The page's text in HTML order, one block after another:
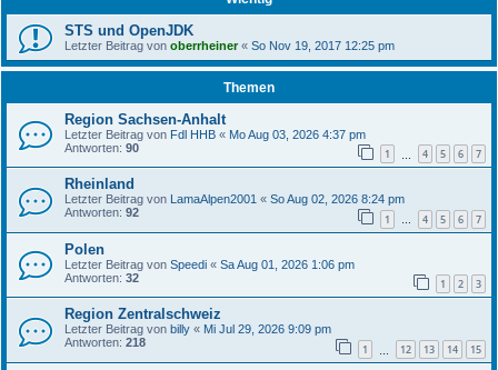
STS und OpenJDK
Letzter Beitrag von oberrheiner« So Nov 19, 2017 12:25 pm
Themen
Region Sachsen-Anhalt
Letzter Beitrag von Fdl HHB « Mo Aug 03, 2026 4:37 pm
Antworten: 90 1 4 5 6 7
Rheinland
Letzter Beitrag von LamaAlpen2001 « So Aug 02, 2026 8:24 pm
Antworten: 92 1 … 4 5 6 7
Polen
Letzter Beitrag von Speedi « Sa Aug 01, 2026 1:06 pm
Antworten: 32 1 2 3
Region Zentralschweiz
Letzter Beitrag von billy « Mi Jul 29, 2026 9:09 pm
Antworten: 218 1 12 13 14 15